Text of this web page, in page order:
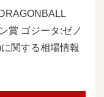
賞 ゴジータ:ゼノ
関する相場情報